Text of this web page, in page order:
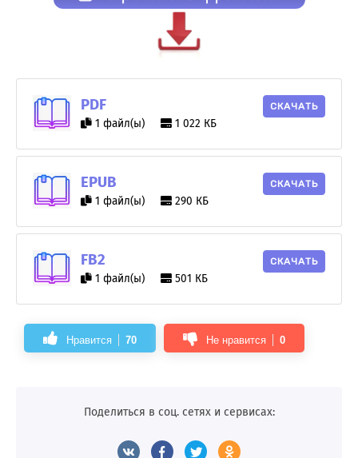
PDF
1 файл(ы) 1 022 КБ
СКАЧАТЬ
EPUB
1 файл(ы) 290 КБ
СКАЧАТЬ
FB2
1 файл(ы) 501 КБ
СКАЧАТЬ
Нравится 70 Не нравится 0
Поделиться в соц. сетях и сервисах: